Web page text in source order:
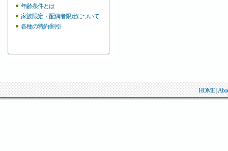
年齢条件とは
家族限定・配偶者限定について
各種の特約/割引
HOME|